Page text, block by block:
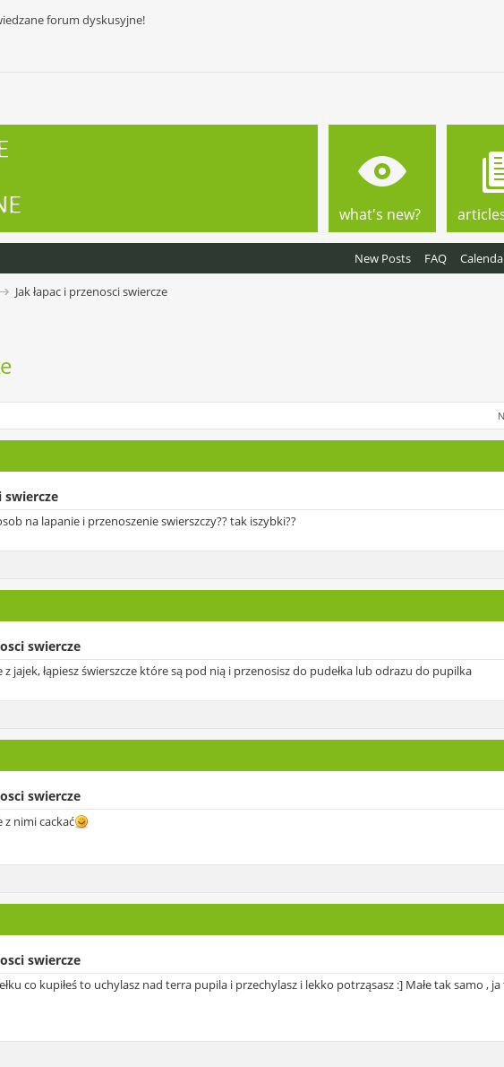
forum dyskusyjne!
what's new?
New Posts FAQ
Jak łapac i przenosci swiercze
swiercze
na lapanie i przenoszenie swierszczy?? tak iszybki??
swiercze
z jajek, łąpiesz świerszcze które są pod nią i przenosisz do pudełka lub odrazu do pupilka
swiercze
z nimi cackać
swiercze
co kupiłeś to uchylasz nad terra pupila i przechylasz i lekko potrząsasz :] Małe tak samo ,